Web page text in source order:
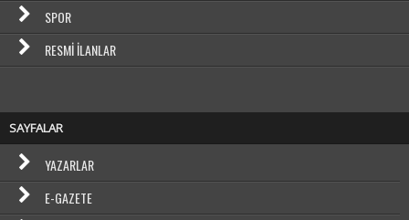
SPOR
RESMI İLANLAR
SAYFALAR
YAZARLAR
E-GAZETE